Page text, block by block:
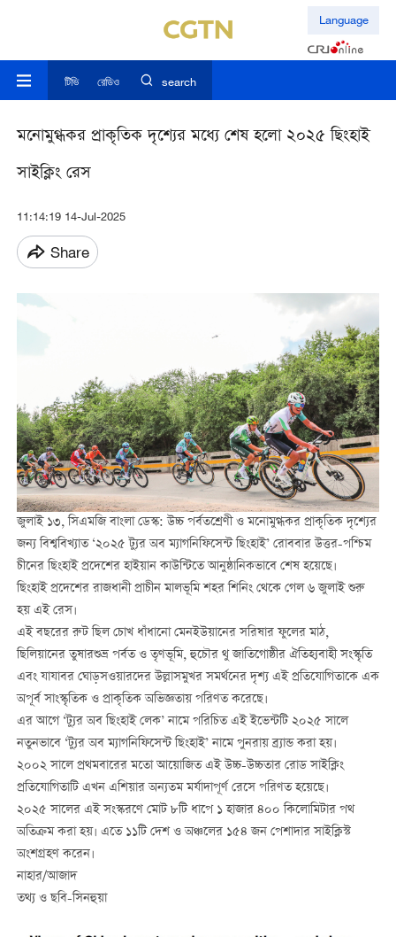
Language
টিভি রেডিও search
মনোমুগ্ধকর প্রাকৃতিক দৃশ্যের মধ্যে শেষ হলো ২০২৫ ছিংহাই
সাইক্লিং রেস
11:14:19 14-Jul-2025
Share
জুলাই ১৩, সিএমজি বাংলা ডেস্ক: উচ্চ পর্বতশ্রেণী ও মনোমুগ্ধকর প্রাকৃতিক দৃশ্যের
জন্য বিশ্ববিখ্যাত ‘২০২৫ ট্যুর অব ম্যাগনিফিসেন্ট ছিংহাই’ রোববার উত্তর-পশ্চিম
চীনের ছিংহাই প্রদেশের হাইয়ান কাউন্টিতে আনুষ্ঠানিকভাবে শেষ হয়েছে।
ছিংহাই প্রদেশের রাজধানী প্রাচীন মালভূমি শহর শিনিং থেকে গেল ৬ জুলাই শুরু
হয় এই রেস।
এই বছরের রুট ছিল চোখ ধাঁধানো মেনইউয়ানের সরিষার ফুলের মাঠ,
ছিলিয়ানের তুষারশুভ্র পর্বত ও তৃণভূমি, হুচৌর থু জাতিগোষ্ঠীর ঐতিহ্যবাহী সংস্কৃতি
এবং যাযাবর ঘোড়সওয়ারদের উল্লাসমুখর সমর্থনের দৃশ্য এই প্রতিযোগিতাকে এক
অপূর্ব সাংস্কৃতিক ও প্রাকৃতিক অভিজ্ঞতায় পরিণত করেছে।
এর আগে ‘ট্যুর অব ছিংহাই লেক’ নামে পরিচিত এই ইভেন্টটি ২০২৫ সালে
নতুনভাবে ‘ট্যুর অব ম্যাগনিফিসেন্ট ছিংহাই’ নামে পুনরায় ব্র্যান্ড করা হয়।
২০০২ সালে প্রথমবারের মতো আয়োজিত এই উচ্চ-উচ্চতার রোড সাইক্লিং
প্রতিযোগিতাটি এখন এশিয়ার অন্যতম মর্যাদাপূর্ণ রেসে পরিণত হয়েছে।
২০২৫ সালের এই সংস্করণে মোট ৮টি ধাপে ১ হাজার ৪০০ কিলোমিটার পথ
অতিক্রম করা হয়। এতে ১১টি দেশ ও অঞ্চলের ১৫৪ জন পেশাদার সাইক্লিস্ট
অংশগ্রহণ করেন।
নাহার/আজাদ
তথ্য ও ছবি-সিনহুয়া